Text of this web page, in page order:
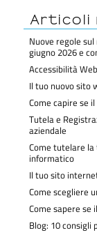
Articoli
Nuove regole
giugno 2026 e
Accessibilità
Il tuo nuovo sito
Come capire se
Tutela e
aziendale
Come tutelare
informatico
Il tuo sito
Come scegliere
Come sapere
Blog: 10 consigli